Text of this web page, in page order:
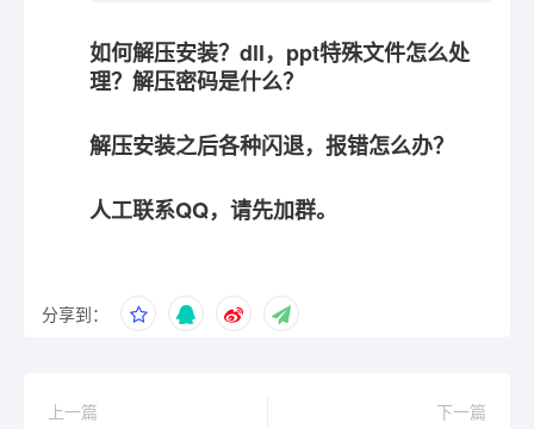
如何解压安装？dll，ppt特殊文件怎么处
理？解压密码是什么？
解压安装之后各种闪退，报错怎么办？
人工联系QQ，请先加群。
分享到：
上一篇
下一篇